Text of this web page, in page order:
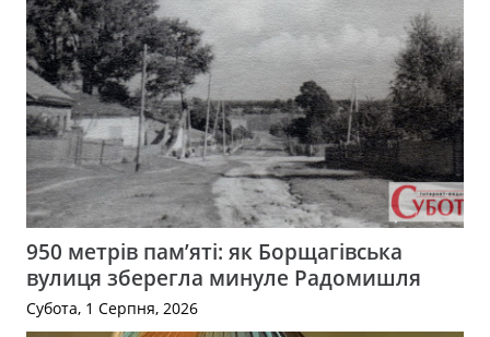
950 метрів пам’яті: як Борщагівська
вулиця зберегла минуле Радомишля
Субота, 1 Серпня, 2026